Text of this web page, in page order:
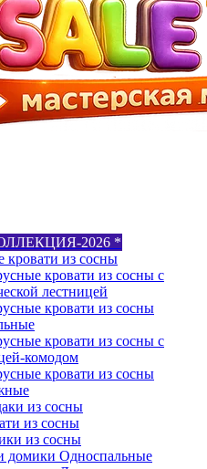
2026 *
кровати из сосны
кровати из сосны с
лестницей
кровати из сосны
кровати из сосны с
комодом
кровати из сосны
из сосны
из сосны
из сосны
домики Односпальные